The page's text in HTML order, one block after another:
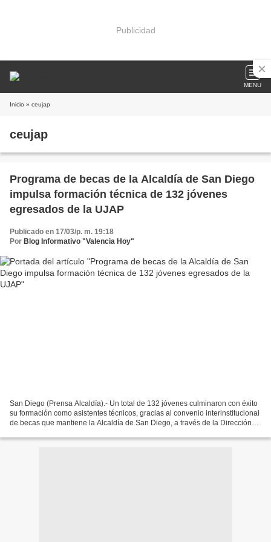
Publicidad
MENU
Inicio » ceujap
ceujap
Programa de becas de la Alcaldía de San Diego
impulsa formación técnica de 132 jóvenes
egresados de la UJAP
Publicado en 17/03/p. m. 19:18
Por Blog Informativo "Valencia Hoy"
San Diego (Prensa Alcaldía).- Un total de 132 jóvenes culminaron con éxito
su formación como asistentes técnicos, gracias al convenio interinstitucional
de becas que mantiene la Alcaldía de San Diego, a través de la Dirección